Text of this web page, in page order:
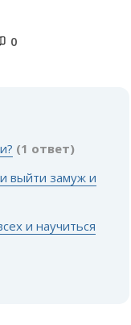
0
(1 ответ)
выйти замуж и
и научиться